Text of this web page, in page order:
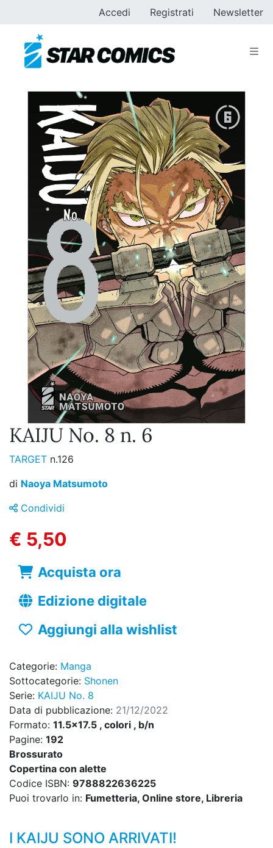
Accedi Registrati Newsletter
KAIJU No. 8 n. 6
TARGET n.126
di Naoya Matsumoto
Condividi
€ 5,50
Acquista ora
Edizione digitale
Aggiungi alla wishlist
Categorie: Manga
Sottocategorie: Shonen
Serie: KAIJU No. 8
Data di pubblicazione: 21/12/2022
Formato: 11.5x17.5 , colori , b/n
Pagine: 192
Brossurato
Copertina con alette
Codice ISBN: 9788822636225
Puoi trovarlo in: Fumetteria, Online store, Libreria
I KAIJU SONO ARRIVATI!